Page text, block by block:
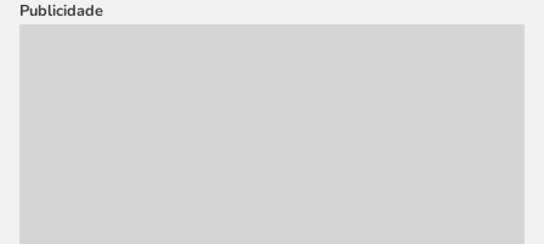
Publicidade